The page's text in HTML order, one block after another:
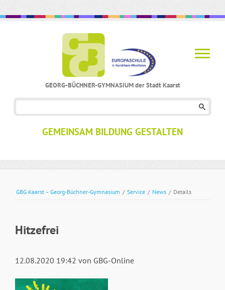
GEORG-BÜCHNER-GYMNASIUM der Stadt Kaarst
GEMEINSAM BILDUNG GESTALTEN
GBG Kaarst – Georg-Büchner-Gymnasium / Service / News / Details
Hitzefrei
12.08.2020 19:42 von GBG-Online